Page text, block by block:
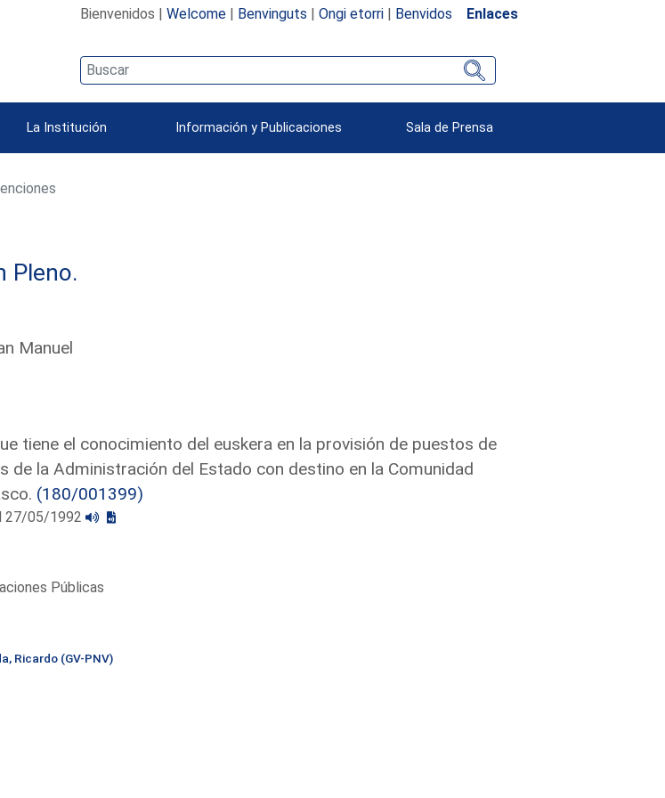
Bienvenidos | Welcome| Benvinguts | Ongi etorri| Benvidos Enlaces
La Institución Información y Publicaciones Sala de Prensa
Pleno.
Manuel
tiene el conocimiento del euskera en la provisión de puestos de
de la Administración del Estado con destino en la Comunidad
(180/001399)
27/05/1992
Públicas
Ricardo (GV-PNV)